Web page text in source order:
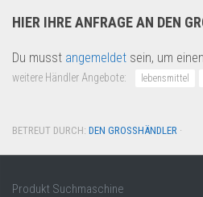
HIER IHRE ANFRAGE AN DEN
Du musst angemeldet sein, um
weitere Händler Angebote: lebensmittel
BETREUT DURCH: DEN GROSSHÄNDLER ·
Produkt Suchmaschine